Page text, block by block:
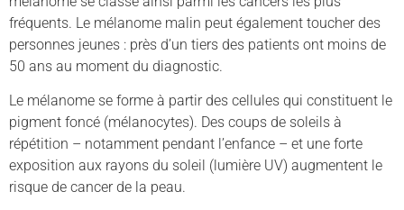
fréquents. Le mélanome malin peut également toucher des
personnes jeunes : près d’un tiers des patients ont moins de
50 ans au moment du diagnostic.
Le mélanome se forme à partir des cellules qui constituent le
pigment foncé (mélanocytes). Des coups de soleils à
répétition – notamment pendant l’enfance – et une forte
exposition aux rayons du soleil (lumière UV) augmentent le
risque de cancer de la peau.